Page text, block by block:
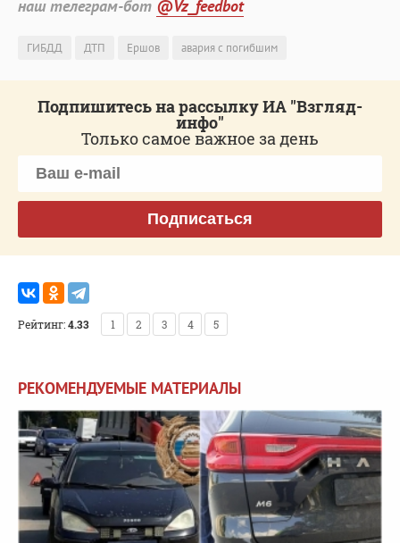
наш телеграм-бот @Vz_feedbot
ГИБДД ДТП Ершов авария с погибшим
Подпишитесь на рассылку ИА "Взгляд-
инфо"
Только самое важное за день
Подписаться
Рейтинг:4.33 1 2 3 4 5
РЕКОМЕНДУЕМЫЕ МАТЕРИАЛЫ